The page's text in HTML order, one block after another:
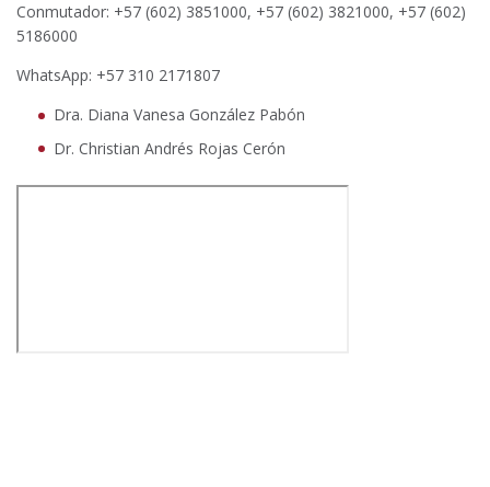
Conmutador: +57 (602) 3851000, +57 (602) 3821000, +57 (602)
5186000
WhatsApp: +57 310 2171807
Dra. Diana Vanesa González Pabón
Dr. Christian Andrés Rojas Cerón